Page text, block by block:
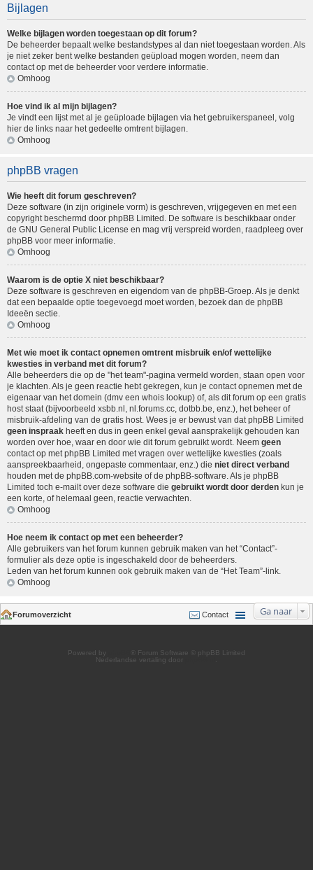
Bijlagen
Welke bijlagen worden toegestaan op dit forum?
De beheerder bepaalt welke bestandstypes al dan niet toegestaan worden. Als
je niet zeker bent welke bestanden geüpload mogen worden, neem dan
contact op met de beheerder voor verdere informatie.
Omhoog
Hoe vind ik al mijn bijlagen?
Je vindt een lijst met al je geüploade bijlagen via het gebruikerspaneel, volg
hier de links naar het gedeelte omtrent bijlagen.
Omhoog
phpBB vragen
Wie heeft dit forum geschreven?
Deze software (in zijn originele vorm) is geschreven, vrijgegeven en met een
copyright beschermd door phpBB Limited . De software is beschikbaar onder
de GNU General Public License en mag vrij verspreid worden, raadpleeg over
phpBB voor meer informatie.
Omhoog
Waarom is de optie X niet beschikbaar?
Deze software is geschreven en eigendom van de phpBB-Groep. Als je denkt
dat een bepaalde optie toegevoegd moet worden, bezoek dan de phpBB
Ideeën sectie.
Omhoog
Met wie moet ik contact opnemen omtrent misbruik en/of wettelijke
kwesties in verband met dit forum?
Alle beheerders die op de "het team"-pagina vermeld worden, staan open voor
je klachten. Als je geen reactie hebt gekregen, kun je contact opnemen met de
eigenaar van het domein (dmv een whois lookup) of, als dit forum op een gratis
host staat (bijvoorbeeld xsbb.nl, nl.forums.cc, dotbb.be, enz.), het beheer of
misbruik-afdeling van de gratis host. Wees je er bewust van dat phpBB Limited
geen inspraak heeft en dus in geen enkel geval aansprakelijk gehouden kan
worden over hoe, waar en door wie dit forum gebruikt wordt. Neem geen
contact op met phpBB Limited met vragen over wettelijke kwesties (zoals
aanspreekbaarheid, ongepaste commentaar, enz.) die niet direct verband
houden met de phpBB.com-website of de phpBB-software. Als je phpBB
Limited toch e-mailt over deze software die gebruikt wordt door derden kun je
een korte, of helemaal geen, reactie verwachten.
Omhoog
Hoe neem ik contact op met een beheerder?
Alle gebruikers van het forum kunnen gebruik maken van het “Contact”-
formulier als deze optie is ingeschakeld door de beheerders.
Leden van het forum kunnen ook gebruik maken van de “Het Team”-link.
Omhoog
Ga naar
Forumoverzicht Contact
Powered by
® Forum Software © phpBB Limited
Nederlandse vertaling door
.